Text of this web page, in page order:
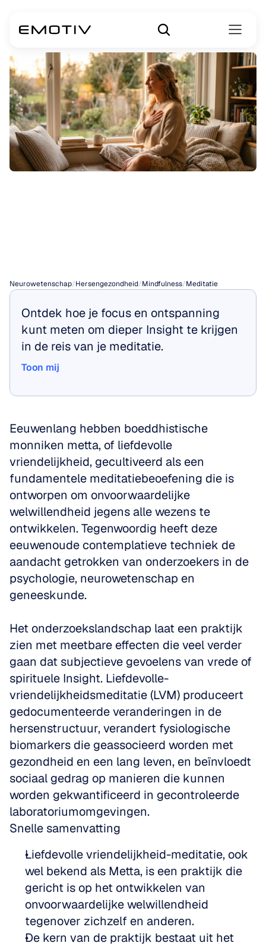
Neurowetenschap/Hersengezondheid/Mindfulness/Meditatie
Ontdek hoe je focus en ontspanning
kunt meten om dieper Insight te krijgen
in de reis van je meditatie.
Toon mij
Eeuwenlang hebben boeddhistische
monniken metta, of liefdevolle
vriendelijkheid, gecultiveerd als een
fundamentele meditatiebeoefening die is
ontworpen om onvoorwaardelijke
welwillendheid jegens alle wezens te
ontwikkelen. Tegenwoordig heeft deze
eeuwenoude contemplatieve techniek de
aandacht getrokken van onderzoekers in de
psychologie, neurowetenschap en
geneeskunde.
Het onderzoekslandschap laat een praktijk
zien met meetbare effecten die veel verder
gaan dat subjectieve gevoelens van vrede of
spirituele Insight. Liefdevolle-
vriendelijkheidsmeditatie (LVM) produceert
gedocumenteerde veranderingen in de
hersenstructuur, verandert fysiologische
biomarkers die geassocieerd worden met
gezondheid en een lang leven, en beïnvloedt
sociaal gedrag op manieren die kunnen
worden gekwantificeerd in gecontroleerde
laboratoriumomgevingen.
Snelle samenvatting
Liefdevolle vriendelijkheid-meditatie, ook
wel bekend als Metta, is een praktijk die
gericht is op het ontwikkelen van
onvoorwaardelijke welwillendheid
tegenover zichzelf en anderen.
De kern van de praktijk bestaat uit het